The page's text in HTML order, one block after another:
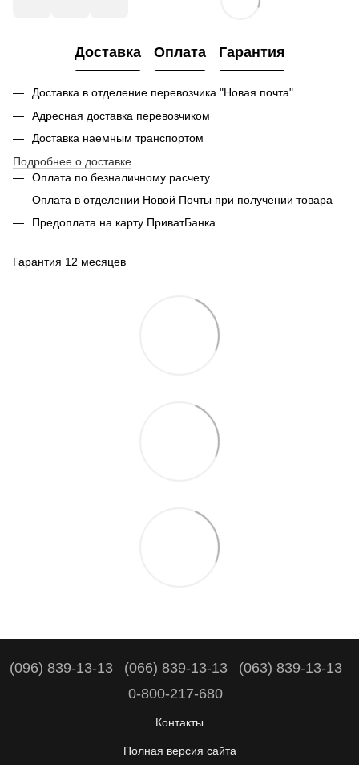
Доставка Оплата Гарантия
Доставка в отделение перевозчика "Новая почта".
Адресная доставка перевозчиком
Доставка наемным транспортом
Подробнее о доставке
Оплата по безналичному расчету
Оплата в отделении Новой Почты при получении товара
Предоплата на карту ПриватБанка
Гарантия 12 месяцев
(096) 839-13-13 (066) 839-13-13
(063) 839-13-13
0-800-217-680
Контакты
Полная версия сайта